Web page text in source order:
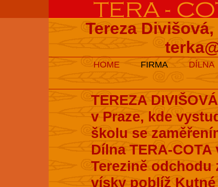
Tereza
HOME FIRMA DÍLNA
TEREZA
v Praze, kde
školu se
Dílna TERA-
Terezině odchodu
vísky poblíž Kutné